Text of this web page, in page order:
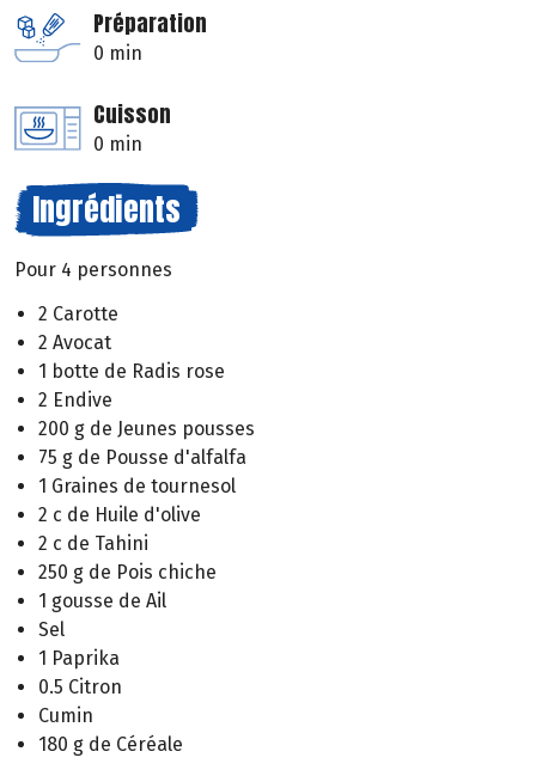
Préparation
0 min
Cuisson
0 min
Ingrédients
Pour 4 personnes
2 Carotte
2 Avocat
1 botte de Radis rose
2 Endive
200 g de Jeunes pousses
75 g de Pousse d'alfalfa
1 Graines de tournesol
2 c de Huile d'olive
2 c de Tahini
250 g de Pois chiche
1 gousse de Ail
Sel
1 Paprika
0.5 Citron
Cumin
180 g de Céréale